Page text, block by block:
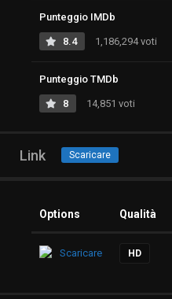
Punteggio IMDb
8.4 1,186,294 voti
Punteggio TMDb
8 14,851 voti
Link Scaricare
Options Qualità
Scaricare HD